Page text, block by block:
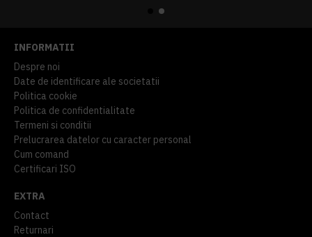
INFORMATII
Despre noi
Date de identificare ale societatii
Politica cookie
Politica de confidentialitate
Termeni si conditii
Prelucrarea datelor cu caracter personal
Cum comand
Certificari ISO
EXTRA
Contact
Returnari